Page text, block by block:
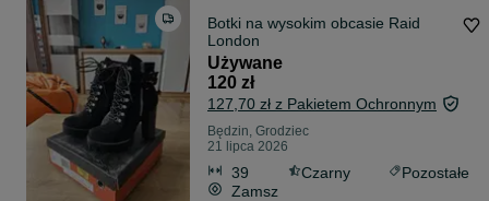
Botki na wysokim obcasie Raid
London
Używane
120 zł
127,70 zł z Pakietem Ochronnym
Będzin, Grodziec
21 lipca 2026
39 Czarny
Pozostałe
Zamsz